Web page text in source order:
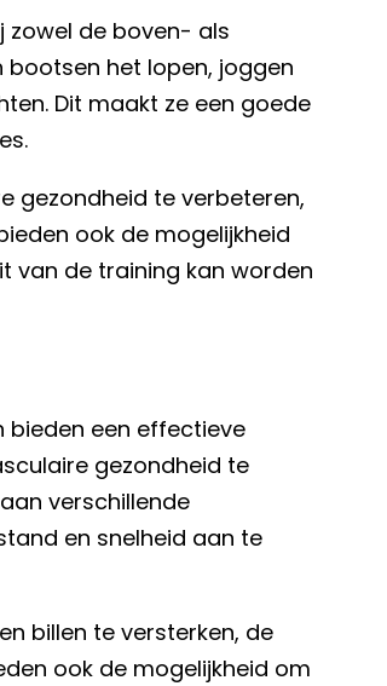
zowel de boven- als
het lopen, joggen
Dit maakt ze een goede
gezondheid te verbeteren,
ook de mogelijkheid
van de training kan worden
bieden een effectieve
gezondheid te
verschillende
en snelheid aan te
billen te versterken, de
ook de mogelijkheid om